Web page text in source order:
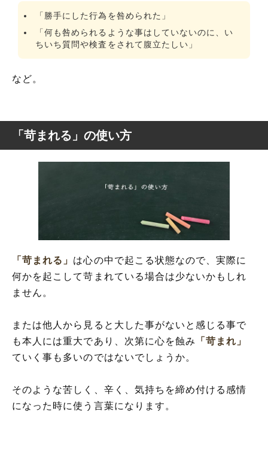
「勝手にした行為を咎められた」
「何も咎められるような事はしていないのに、い
ちいち質問や検査をされて腹立たしい」
など。
「苛まれる」の使い方
「苛まれる」 は心の中で起こる状態なので、実際に
何かを起こして苛まれている場合は少ないかもしれ
ません。
または他人から見ると大した事がないと感じる事で
も本人には重大であり、次第に心を蝕み
「苛まれ」
ていく事も多いのではないでしょうか。
そのような苦しく、辛く、気持ちを締め付ける感情
になった時に使う言葉になります。